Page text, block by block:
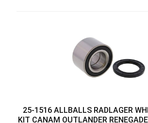
25-1516 ALLBALLS RADLAGER
KIT CANAM OUTLANDER